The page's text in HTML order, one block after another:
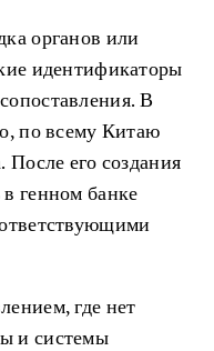
органов или
идентификаторы
В
по всему Китаю
После его создания
генном банке
где нет
и системы